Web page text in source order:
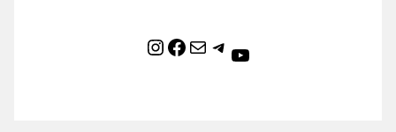
Instagram Facebook Mail Telegram YouTube